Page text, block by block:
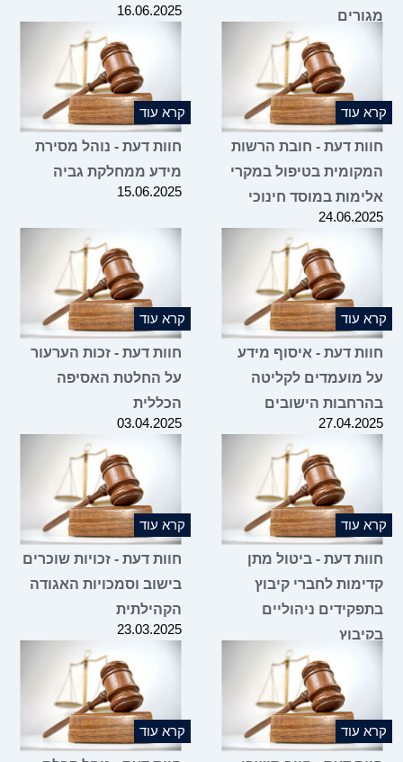
מגורים
16.06.2025
קרא עוד
חוות דעת - חובת הרשות
המקומית בטיפול במקרי
אלימות במוסד חינוכי
24.06.2025
קרא עוד
חוות דעת - נוהל מסירת
מידע ממחלקת גביה
15.06.2025
קרא עוד
חוות דעת - איסוף מידע
על מועמדים לקליטה
בהרחבות הישובים
27.04.2025
קרא עוד
חוות דעת - זכות הערעור
על החלטת האסיפה
הכללית
03.04.2025
קרא עוד
חוות דעת - ביטול מתן
קדימות לחברי קיבוץ
בתפקידים ניהוליים
בקיבוץ
קרא עוד
חוות דעת - זכויות שוכרים
בישוב וסמכויות האגודה
הקהילתית
23.03.2025
קרא עוד קרא עוד